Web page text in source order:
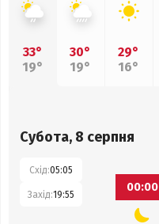
33°
19°
30°
19°
29°
16°
Субота, 8 серпня
Схід:05:05
Захід:19:55
00:00